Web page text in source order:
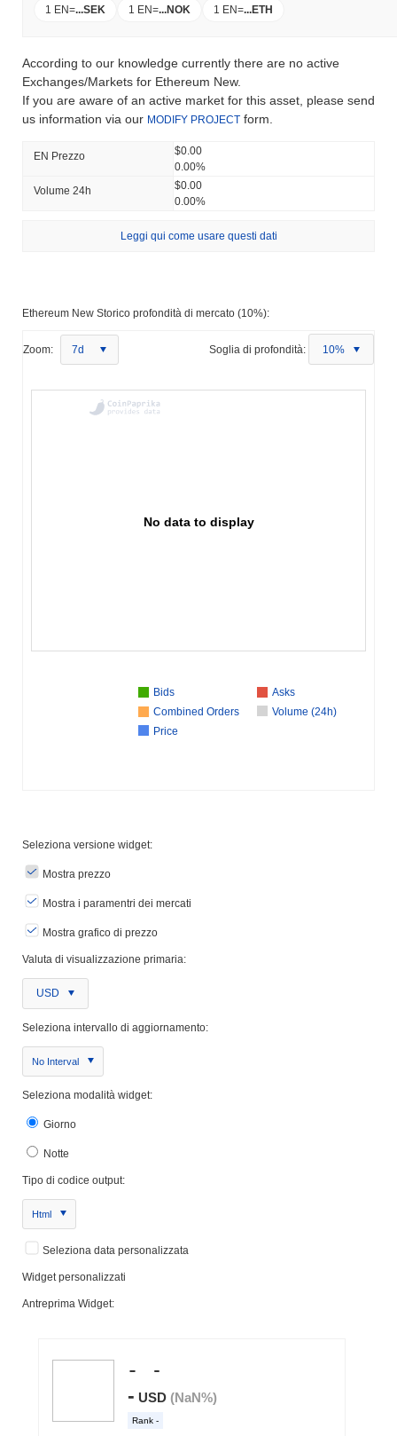
1 EN=...SEK 1 EN=...NOK 1 EN=...ETH
According to our knowledge currently there are no active
Exchanges/Markets for Ethereum New.
If you are aware of an active market for this asset, please send
us information via our MODIFY PROJECT form.
EN Prezzo
$0.00
0.00%
Volume 24h
$0.00
0.00%
Leggi qui come usare questi dati
Ethereum New Storico profondità di mercato (10%):
Zoom: 7d Soglia di profondità: 10%
No data to display
Bids
Asks
Combined Orders
Volume (24h)
Price
Seleziona versione widget:
Mostra prezzo
Mostra i paramentri dei mercati
Mostra grafico di prezzo
Valuta di visualizzazione primaria:
USD
Seleziona intervallo di aggiornamento:
No Interval
Seleziona modalità widget:
Giorno
Notte
Tipo di codice output:
Html
Seleziona data personalizzata
Widget personalizzati
Antreprima Widget: